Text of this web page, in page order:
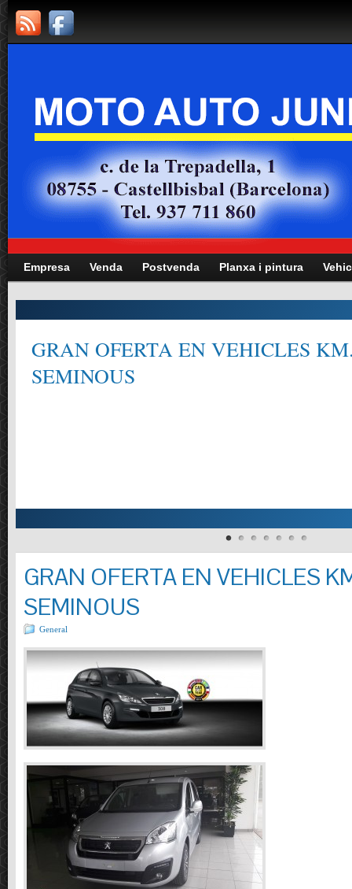
Empresa Venda Postvenda Planxa i pintura
GRAN OFERTA EN VEHICLES
SEMINOUS
GRAN OFERTA EN VEHICLES
SEMINOUS
General